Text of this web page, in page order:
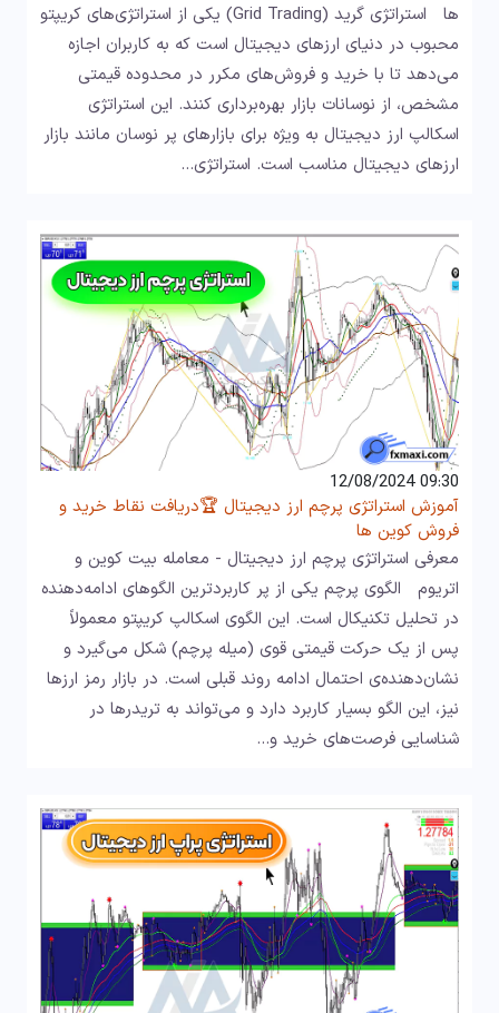
ها استراتژی گرید (Grid Trading) یکی از استراتژی‌های کریپتو
محبوب در دنیای ارزهای دیجیتال است که به کاربران اجازه
می‌دهد تا با خرید و فروش‌های مکرر در محدوده قیمتی
مشخص، از نوسانات بازار بهره‌برداری کنند. این استراتژی
اسکالپ ارز دیجیتال به ویژه برای بازارهای پر نوسان مانند بازار
ارزهای دیجیتال مناسب است. استراتژی…
09:30 12/08/2024
آموزش استراتژی پرچم ارز دیجیتال 🏆دریافت نقاط خرید و
فروش کوین ها
معرفی استراتژی پرچم ارز دیجیتال - معامله بیت کوین و
اتریوم الگوی پرچم یکی از پر کاربردترین الگوهای ادامه‌دهنده
در تحلیل تکنیکال است. این الگوی اسکالپ کریپتو معمولاً
پس از یک حرکت قیمتی قوی (میله پرچم) شکل می‌گیرد و
نشان‌دهنده‌ی احتمال ادامه روند قبلی است. در بازار رمز ارزها
نیز، این الگو بسیار کاربرد دارد و می‌تواند به تریدرها در
شناسایی فرصت‌های خرید و…